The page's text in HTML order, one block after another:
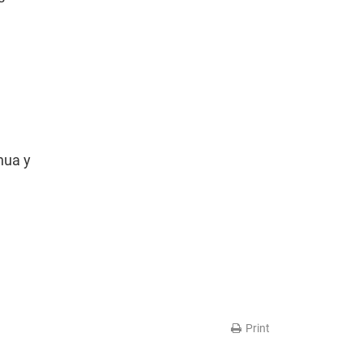
y
Print